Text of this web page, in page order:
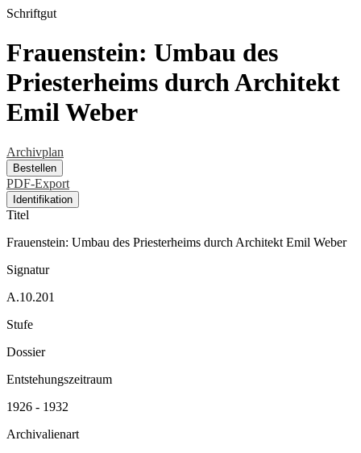
Schriftgut
Frauenstein: Umbau des
Priesterheims durch Architekt
Emil Weber
Archivplan
Bestellen
PDF-Export
Identifikation
Titel
Frauenstein: Umbau des Priesterheims durch Architekt Emil Weber
Signatur
A.10.201
Stufe
Dossier
Entstehungszeitraum
1926 - 1932
Archivalienart